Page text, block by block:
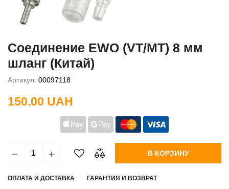
Соединение EWO (VT/MT) 8 мм
шланг (Китай)
Артикул: 00097118
150.00 UAH
В КОРЗИНУ
ОПЛАТА И ДОСТАВКА ГАРАНТИЯ И ВОЗВРАТ